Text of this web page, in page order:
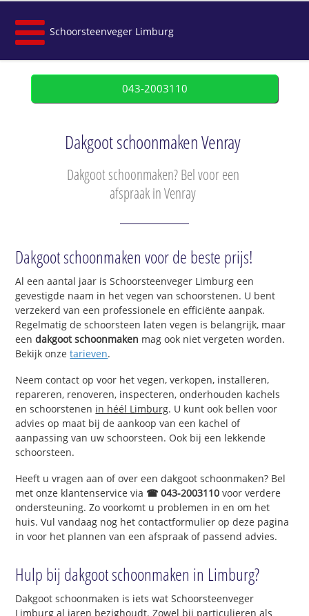
Schoorsteenveger Limburg
043-2003110
Dakgoot schoonmaken Venray
Dakgoot schoonmaken? Bel voor een
afspraak in Venray
Dakgoot schoonmaken voor de beste prijs!
Al een aantal jaar is Schoorsteenveger Limburg een
gevestigde naam in het vegen van schoorstenen. U bent
verzekerd van een professionele en efficiënte aanpak.
Regelmatig de schoorsteen laten vegen is belangrijk, maar
eendakgoot schoonmaken mag ook niet vergeten worden.
Bekijk onzetarieven.
Neem contact op voor het vegen, verkopen, installeren,
repareren, renoveren, inspecteren, onderhouden kachels
en schoorstenen in héél Limburg. U kunt ook bellen voor
advies op maat bij de aankoop van een kachel of
aanpassing van uw schoorsteen. Ook bij een lekkende
schoorsteen.
Heeft u vragen aan of over een dakgoot schoonmaken? Bel
met onze klantenservice via ☎ 043-2003110 voor verdere
ondersteuning. Zo voorkomt u problemen in en om het
huis. Vul vandaag nog het contactformulier op deze pagina
in voor het plannen van een afspraak of passend advies.
Hulp bij dakgoot schoonmaken in Limburg?
Dakgoot schoonmaken is iets wat Schoorsteenveger
Limburg al jaren bezighoudt. Zowel bij particulieren als